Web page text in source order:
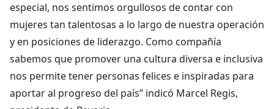
especial, nos sentimos orgullosos de contar con
mujeres tan talentosas a lo largo de nuestra operación
y en posiciones de liderazgo. Como compañía
sabemos que promover una cultura diversa e inclusiva
nos permite tener personas felices e inspiradas para
aportar al progreso del país” indicó Marcel Regis,